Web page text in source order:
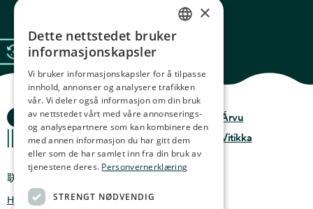
海洋故事
联系我们
Holmen 4b, 9750 Honningsvåg, 挪威
隐私政策
条款与条件
设计:
Árvu
Vitikka
NORWEGIAN
GERMAN
FRENCH
SPANISH
FINNISH
×
Dette nettstedet bruker
informasjonskapsler
Vi bruker informasjonskapsler for å tilpasse
innhold, annonser og analysere trafikken
vår. Vi deler også informasjon om din bruk
av nettstedet vårt med våre annonserings-
og analysepartnere som kan kombinere den
med annen informasjon du har gitt dem
eller som de har samlet inn fra din bruk av
tjenestene deres. Personvernerklæring
STRENGT NØDVENDIG